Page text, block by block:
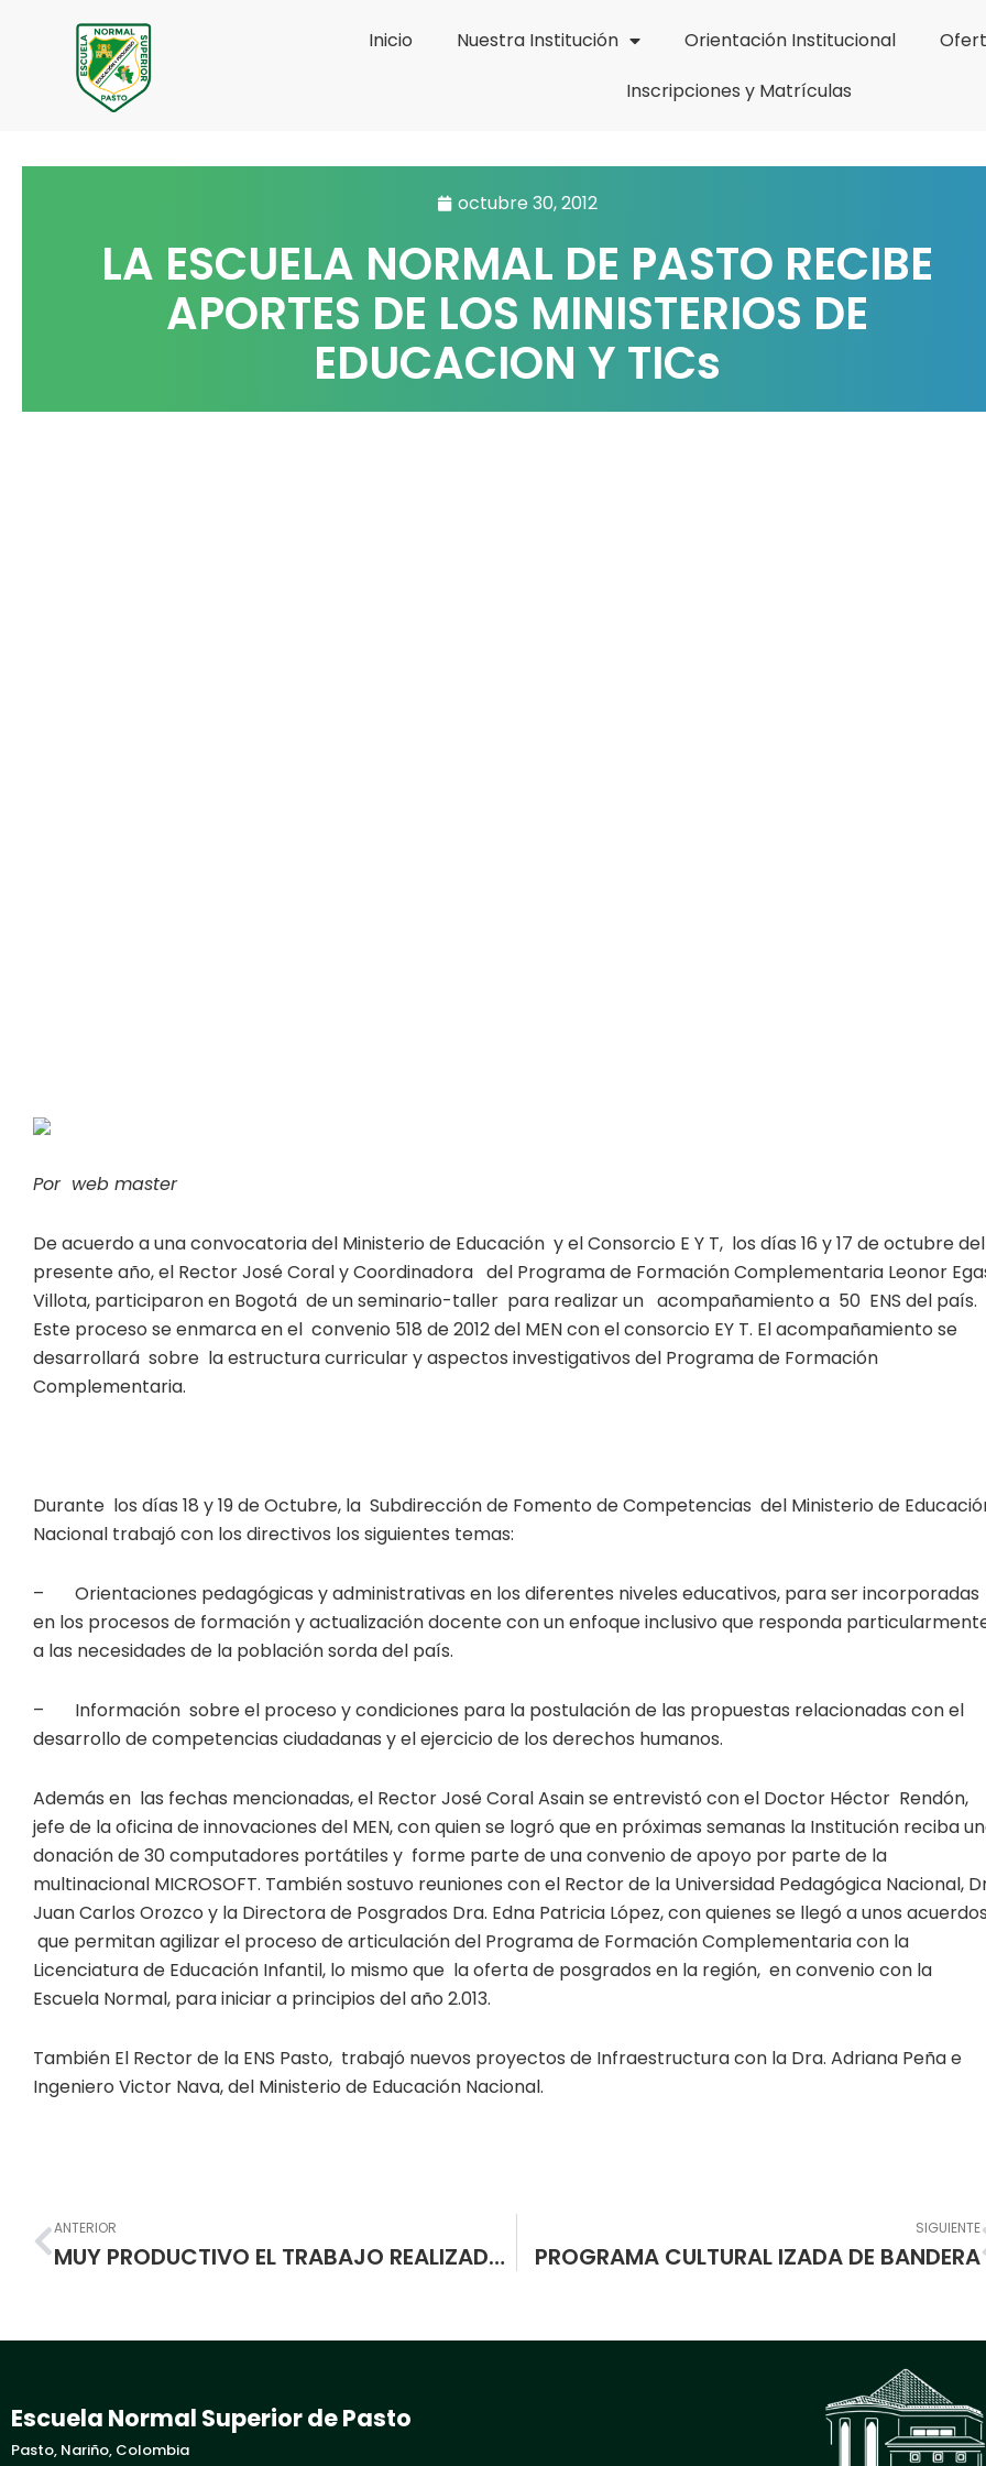
contenido
Inicio Nuestra Institución Orientación Institucional
Inscripciones y Matrículas
octubre 30, 2012
LA ESCUELA NORMAL DE PASTO RECIBE
APORTES DE LOS MINISTERIOS DE
EDUCACION Y TICs
Por web master
De acuerdo a una convocatoria del Ministerio de Educación y el Consorcio E Y T, los días 16 y 17 de octubre del
presente año, el Rector José Coral y Coordinadora del Programa de Formación Complementaria Leonor
Villota, participaron en Bogotá de un seminario-taller para realizar un acompañamiento a 50 ENS del país.
Este proceso se enmarca en el convenio 518 de 2012 del MEN con el consorcio EY T. El acompañamiento se
desarrollará sobre la estructura curricular y aspectos investigativos del Programa de Formación
Complementaria.
Durante los días 18 y 19 de Octubre, la Subdirección de Fomento de Competencias del Ministerio de
Nacional trabajó con los directivos los siguientes temas:
– Orientaciones pedagógicas y administrativas en los diferentes niveles educativos, para ser incorporadas
en los procesos de formación y actualización docente con un enfoque inclusivo que responda
a las necesidades de la población sorda del país.
– Información sobre el proceso y condiciones para la postulación de las propuestas relacionadas con el
desarrollo de competencias ciudadanas y el ejercicio de los derechos humanos.
Además en las fechas mencionadas, el Rector José Coral Asain se entrevistó con el Doctor Héctor Rendón,
jefe de la oficina de innovaciones del MEN, con quien se logró que en próximas semanas la Institución reciba
donación de 30 computadores portátiles y forme parte de una convenio de apoyo por parte de la
multinacional MICROSOFT. También sostuvo reuniones con el Rector de la Universidad Pedagógica Nacional,
Juan Carlos Orozco y la Directora de Posgrados Dra. Edna Patricia López, con quienes se llegó a unos
que permitan agilizar el proceso de articulación del Programa de Formación Complementaria con la
Licenciatura de Educación Infantil, lo mismo que la oferta de posgrados en la región, en convenio con la
Escuela Normal, para iniciar a principios del año 2.013.
También El Rector de la ENS Pasto, trabajó nuevos proyectos de Infraestructura con la Dra. Adriana Peña e
Ingeniero Victor Nava, del Ministerio de Educación Nacional.
Prev
ANTERIOR
MUY PRODUCTIVO EL TRABAJO REALIZADO EN LA SEMANA DE DESARROLLO INSTITUCIONAL
SIGUIENTE
PROGRAMA CULTURAL IZADA DE BANDERA
Escuela Normal Superior de Pasto
Pasto, Nariño, Colombia